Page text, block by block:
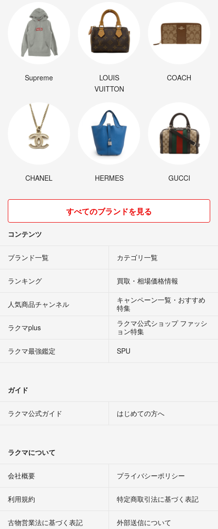
Supreme
LOUIS
VUITTON
COACH
CHANEL HERMES GUCCI
すべてのブランドを見る
コンテンツ
ブランド一覧 カテゴリ一覧
ランキング 買取・相場価格情報
人気商品チャンネル
キャンペーン一覧・おすすめ
特集
ラクマplus
ラクマ公式ショップ ファッシ
ョン特集
ラクマ最強鑑定
SPU
ガイド
ラクマ公式ガイド はじめての方へ
ラクマについて
会社概要 プライバシーポリシー
利用規約 特定商取引法に基づく表記
古物営業法に基づく表記 外部送信について